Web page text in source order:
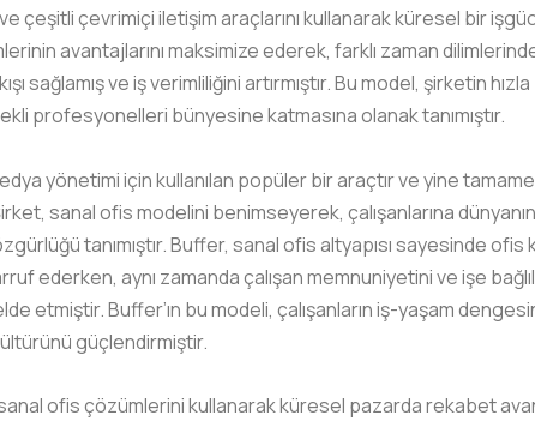
çeşitli çevrimiçi iletişim araçlarını kullanarak küresel bir
avantajlarını maksimize ederek, farklı zaman
sağlamış ve iş verimliliğini artırmıştır. Bu model, şirketin
profesyonelleri bünyesine katmasına olanak tanımıştır.
yönetimi için kullanılan popüler bir araçtır ve yine
sanal ofis modelini benimseyerek, çalışanlarına
tanımıştır. Buffer, sanal ofis altyapısı sayesinde ofis
ederken, aynı zamanda çalışan memnuniyetini ve işe
etmiştir. Buffer’ın bu modeli, çalışanların iş-yaşam
güçlendirmiştir.
ofis çözümlerini kullanarak küresel pazarda rekabet